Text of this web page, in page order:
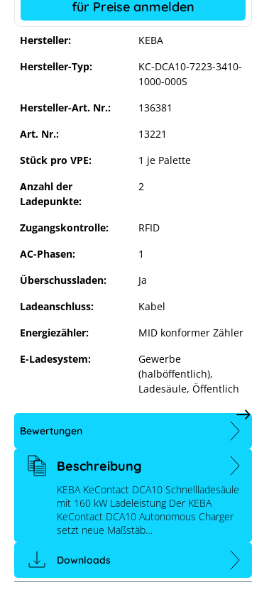
KEBA KeContact DCA 10 Autonomous
Hersteller:
KEBA
Hersteller-Typ:
KC-DCA10-7223-3410-
1000-000S
Hersteller-Art. Nr.:
136381
Art. Nr.:
13221
Stück pro VPE:
1 je Palette
Anzahl der
Ladepunkte:
2
Zugangskontrolle:
RFID
AC-Phasen:
1
Überschussladen:
Ja
Ladeanschluss:
Kabel
Energiezähler:
MID konformer Zähler
E-Ladesystem:
Gewerbe
(halböffentlich),
Ladesäule, Öffentlich
für Preise anmelden
Bewertungen
Beschreibung
KEBA KeContact DCA10 Schnellladesäule
mit 160 kW Ladeleistung Der KEBA
KeContact DCA10 Autonomous Charger
setzt neue Maßstäb…
Downloads